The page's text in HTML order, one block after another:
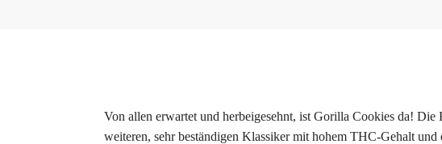
Von allen erwartet und herbeigesehnt, ist Gorilla Cookies da!
weiteren, sehr beständigen Klassiker mit hohem THC-Gehalt